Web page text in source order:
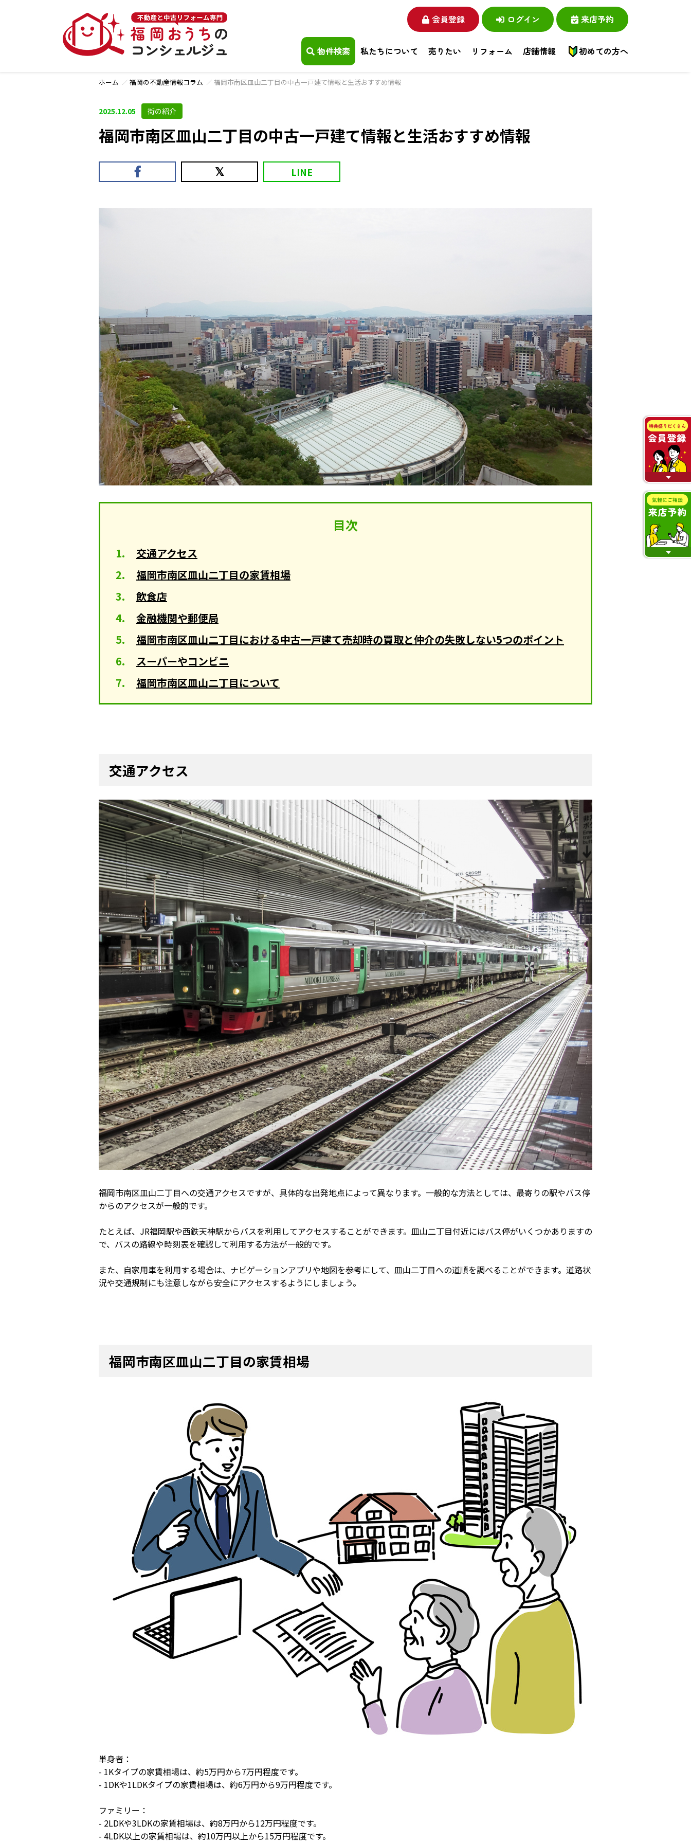
会員登録 ログイン 来店予約
物件検索 私たちについて 売りたい リフォーム 店舗情報 初めての方へ
ホーム 福岡の不動産情報コラム 福岡市南区皿山二丁目の中古一戸建て情報と生活おすすめ情報
2025.12.05 街の紹介
福岡市南区皿山二丁目の中古一戸建て情報と生活おすすめ情報
LINE
目次
交通アクセス
福岡市南区皿山二丁目の家賃相場
飲食店
金融機関や郵便局
福岡市南区皿山二丁目における中古一戸建て売却時の買取と仲介の失敗しない5つのポイント
スーパーやコンビニ
福岡市南区皿山二丁目について
交通アクセス
福岡市南区皿山二丁目への交通アクセスですが、具体的な出発地点によって異なります。一般的な方法としては、最寄りの駅やバス停
からのアクセスが一般的です。
たとえば、JR福岡駅や西鉄天神駅からバスを利用してアクセスすることができます。皿山二丁目付近にはバス停がいくつかありますの
で、バスの路線や時刻表を確認して利用する方法が一般的です。
また、自家用車を利用する場合は、ナビゲーションアプリや地図を参考にして、皿山二丁目への道順を調べることができます。道路状
況や交通規制にも注意しながら安全にアクセスするようにしましょう。
福岡市南区皿山二丁目の家賃相場
単身者：
- 1Kタイプの家賃相場は、約5万円から7万円程度です。
- 1DKや1LDKタイプの家賃相場は、約6万円から9万円程度です。
ファミリー：
- 2LDKや3LDKの家賃相場は、約8万円から12万円程度です。
- 4LDK以上の家賃相場は、約10万円以上から15万円程度です。